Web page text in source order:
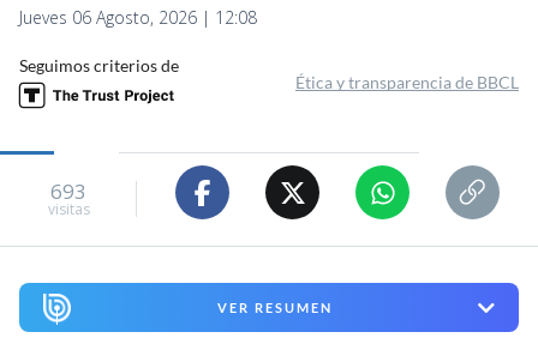
Jueves 06 Agosto, 2026 | 12:08
Seguimos criterios de
Ética y transparencia de BBCL
693
visitas
VER RESUMEN